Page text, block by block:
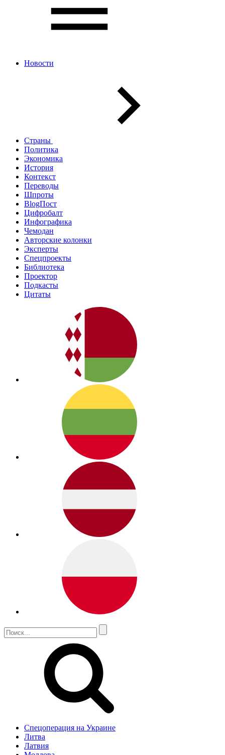
Новости
Страны
Политика
Экономика
История
Контекст
Переводы
Шпроты
BlogПост
Цифробалт
Инфографика
Чемодан
Авторские колонки
Эксперты
Спецпроекты
Библиотека
Проектор
Подкасты
Цитаты
Спецоперация на Украине
Литва
Латвия